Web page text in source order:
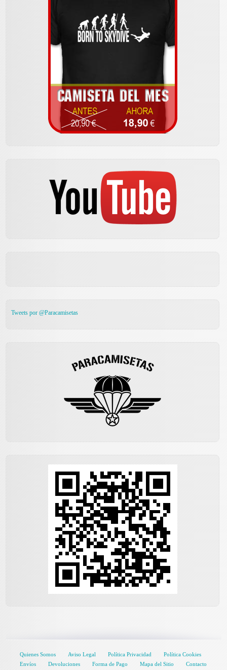
Tweets por @Paracamisetas
Quienes Somos Aviso Legal Política Privacidad
Política Cookies
Envíos
Devoluciones Forma de Pago Mapa del Sitio Contacto